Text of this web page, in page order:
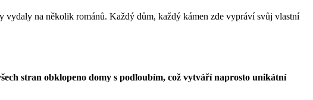
vydaly na několik románů. Každý dům, každý kámen zde vypráví svůj vlastní
stran obklopeno domy s podloubím, což vytváří naprosto unikátní